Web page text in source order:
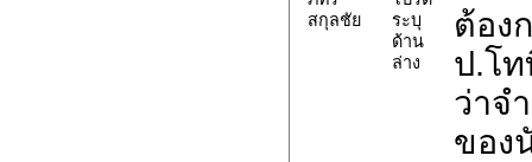
สกุลชัย
ระบุ
ด้าน
ล่าง
ต้อง
ป.โ
ว่าจ
ของ